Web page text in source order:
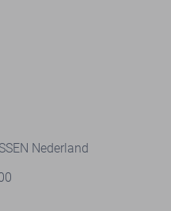
Nederland